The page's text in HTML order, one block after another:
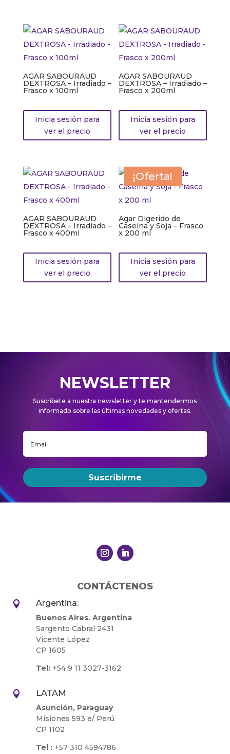
AGAR SABOURAUD
DEXTROSA – Irradiado –
Frasco x 100ml
Inicia sesión para
ver el precio
AGAR SABOURAUD
DEXTROSA – Irradiado –
Frasco x 200ml
Inicia sesión para
ver el precio
AGAR SABOURAUD
DEXTROSA – Irradiado –
Frasco x 400ml
Inicia sesión para
ver el precio
¡Oferta!
Agar Digerido de
Caseína y Soja – Frasco
x 200 ml
Inicia sesión para
ver el precio
NEWSLETTER
Suscríbete a nuestra newsletter y te mantendermos
informado sobre las últimas novedades y ofertas.
Suscribirme
CONTÁCTENOS
 Argentina:
Buenos Aires. Argentina
Sargento Cabral 2431
Vicente López
CP 1605
Tel:+54 9 11 3027-3162
 LATAM
Asunción, Paraguay
Misiones 593 e/ Perú
CP 1102
Tel : +57 310 4594786